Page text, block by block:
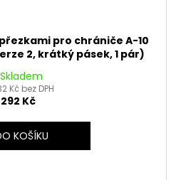
pro chrániče A-10
2, krátký pásek, 1 pár)
Skladem
Kč bez DPH
292 Kč
KOŠÍKU